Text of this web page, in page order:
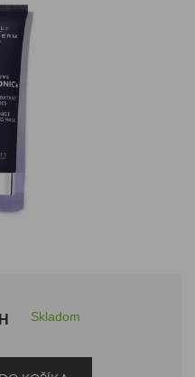
Skladom